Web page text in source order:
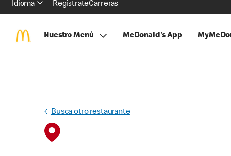
Idioma RegístrateCarreras
Nuestro Menú McDonald's App
Busca otro restaurante